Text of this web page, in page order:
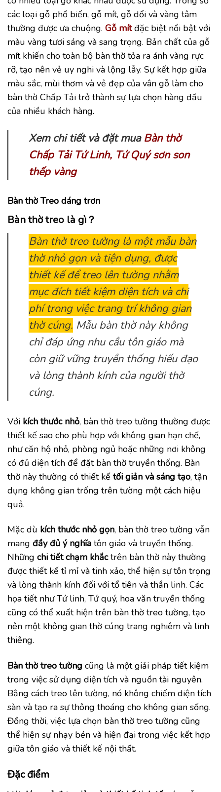
các loại gỗ phổ biến, gỗ mít, gỗ dổi và vàng tâm
thường được ưa chuộng. Gỗ mít đặc biệt nổi bật với
màu vàng tươi sáng và sang trọng. Bản chất của gỗ
mít khiến cho toàn bộ bàn thờ tỏa ra ánh vàng rực
rỡ, tạo nên vẻ uy nghi và lộng lẫy. Sự kết hợp giữa
màu sắc, mùi thơm và vẻ đẹp của vân gỗ làm cho
bàn thờ Chấp Tải trở thành sự lựa chọn hàng đầu
của nhiều khách hàng.
Xem chi tiết và đặt mua Bàn thờ
Chấp Tải Tứ Linh, Tứ Quý sơn son
thếp vàng
Bàn thờ Treo dáng trơn
Bàn thờ treo là gì？
Bàn thờ treo tường là một mẫu bàn
thờ nhỏ gọn và tiện dụng, được
thiết kế để treo lên tường nhằm
mục đích tiết kiệm diện tích và chi
phí trong việc trang trí không gian
thờ cúng. Mẫu bàn thờ này không
chỉ đáp ứng nhu cầu tôn giáo mà
còn giữ vững truyền thống hiếu đạo
và lòng thành kính của người thờ
cúng.
Với kích thước nhỏ, bàn thờ treo tường thường được
thiết kế sao cho phù hợp với không gian hạn chế,
như căn hộ nhỏ, phòng ngủ hoặc những nơi không
có đủ diện tích để đặt bàn thờ truyền thống. Bàn
thờ này thường có thiết kế tối giản và sáng tạo, tận
dụng không gian trống trên tường một cách hiệu
quả.
Mặc dù kích thước nhỏ gọn, bàn thờ treo tường vẫn
mang đầy đủ ý nghĩa tôn giáo và truyền thống.
Những chi tiết chạm khắctrên bàn thờ này thường
được thiết kế tỉ mỉ và tinh xảo, thể hiện sự tôn trọng
và lòng thành kính đối với tổ tiên và thần linh. Các
họa tiết như Tứ linh, Tứ quý, hoa văn truyền thống
cũng có thể xuất hiện trên bàn thờ treo tường, tạo
nên một không gian thờ cúng trang nghiêm và linh
thiêng.
Bàn thờ treo tường cũng là một giải pháp tiết kiệm
trong việc sử dụng diện tích và nguồn tài nguyên.
Bằng cách treo lên tường, nó không chiếm diện tích
sàn và tạo ra sự thông thoáng cho không gian sống.
Đồng thời, việc lựa chọn bàn thờ treo tường cũng
thể hiện sự nhạy bén và hiện đại trong việc kết hợp
giữa tôn giáo và thiết kế nội thất.
Đặc điểm